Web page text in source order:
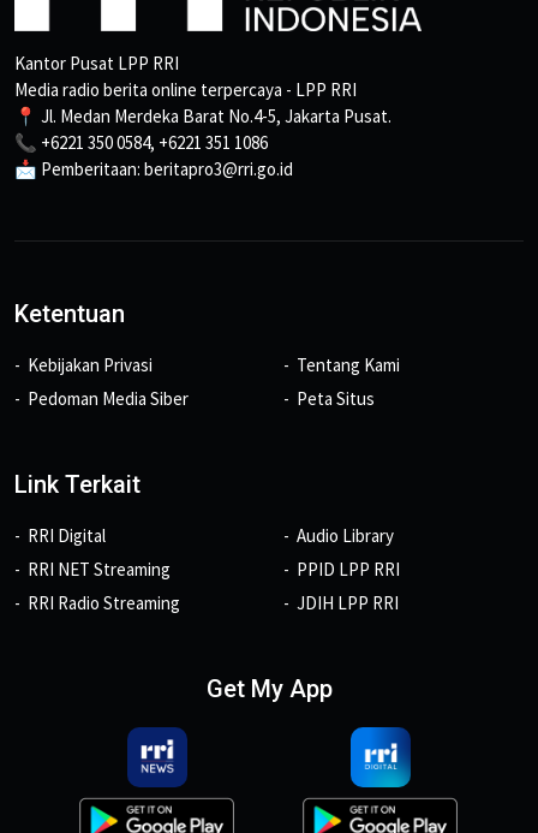
Kantor Pusat LPP RRI
Media radio berita online terpercaya - LPP RRI
📍 Jl. Medan Merdeka Barat No.4-5, Jakarta Pusat.
📞 +6221 350 0584, +6221 351 1086
📩 Pemberitaan: beritapro3@rri.go.id
Ketentuan
Kebijakan Privasi
Pedoman Media Siber
Tentang Kami
Peta Situs
Link Terkait
RRI Digital
RRI NET Streaming
RRI Radio Streaming
Audio Library
PPID LPP RRI
JDIH LPP RRI
Get My App